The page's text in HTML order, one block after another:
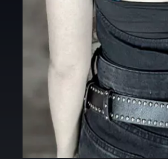
rubedo: il
nell’alchimia
finale della
l’unione degli
realizzazione